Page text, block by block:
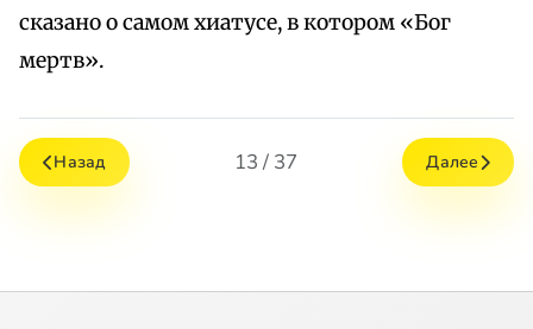
сказано о самом хиатусе, в котором «Бог
мертв».
Назад 13 / 37 Далее